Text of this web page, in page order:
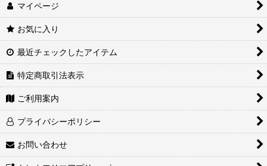
マイページ
お気に入り
最近チェックしたアイテム
特定商取引法表示
ご利用案内
プライバシーポリシー
お問い合わせ